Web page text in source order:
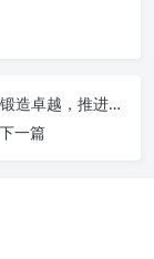
提升站位，锻造卓越，推进办公室工作迈向新高度
下一篇
与深远意